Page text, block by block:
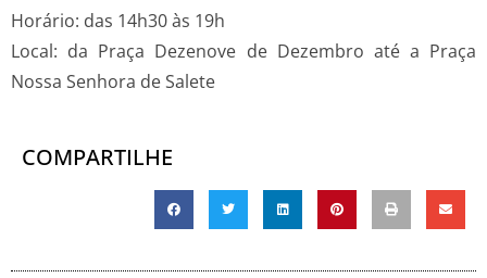
Horário: das 14h30 às 19h
Local: da Praça Dezenove de Dezembro até a Praça
Nossa Senhora de Salete
COMPARTILHE